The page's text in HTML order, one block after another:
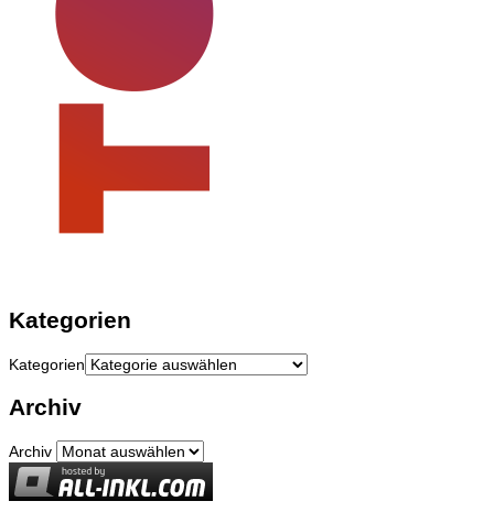
Kategorien
Kategorien
Archiv
Archiv